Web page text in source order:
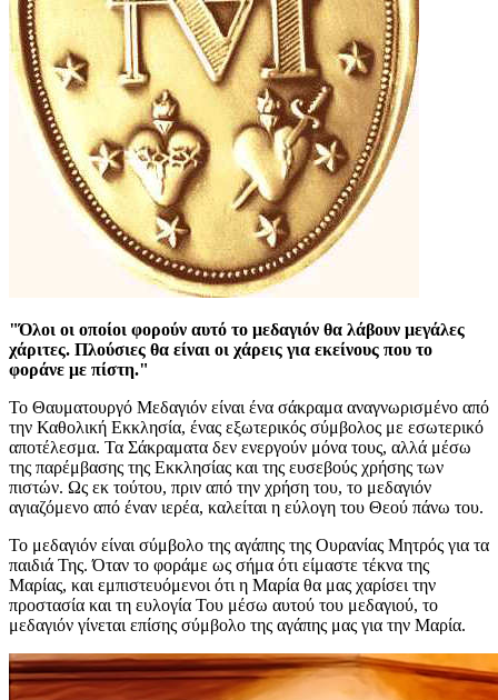
"Όλοι οι οποίοι φορούν αυτό το μεδαγιόν θα λάβουν μεγάλες
χάριτες. Πλούσιες θα είναι οι χάρεις για εκείνους που το
φοράνε με πίστη."
Το Θαυματουργό Μεδαγιόν είναι ένα σάκραμα αναγνωρισμένο από
την Καθολική Εκκλησία, ένας εξωτερικός σύμβολος με εσωτερικό
αποτέλεσμα. Τα Σάκραματα δεν ενεργούν μόνα τους, αλλά μέσω
της παρέμβασης της Εκκλησίας και της ευσεβούς χρήσης των
πιστών. Ως εκ τούτου, πριν από την χρήση του, το μεδαγιόν
αγιαζόμενο από έναν ιερέα, καλείται η εύλογη του Θεού πάνω του.
Το μεδαγιόν είναι σύμβολο της αγάπης της Ουρανίας Μητρός για τα
παιδιά Της. Όταν το φοράμε ως σήμα ότι είμαστε τέκνα της
Μαρίας, και εμπιστευόμενοι ότι η Μαρία θα μας χαρίσει την
προστασία και τη ευλογία Του μέσω αυτού του μεδαγιού, το
μεδαγιόν γίνεται επίσης σύμβολο της αγάπης μας για την Μαρία.